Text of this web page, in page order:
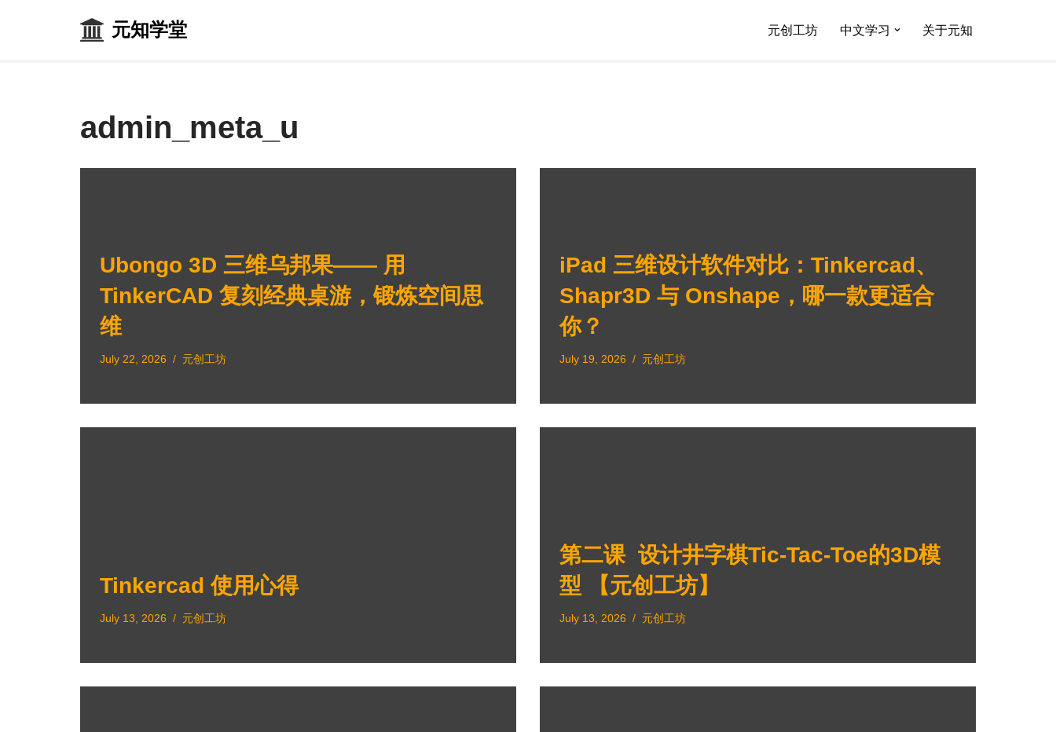
元知学堂 元创工坊 中文学习 关于元知
admin_meta_u
Ubongo 3D 三维乌邦果—— 用
TinkerCAD 复刻经典桌游，锻炼空间思
维
July 22, 2026 元创工坊
iPad 三维设计软件对比：Tinkercad、
Shapr3D 与 Onshape，哪一款更适合
你？
July 19, 2026 元创工坊
Tinkercad 使用心得
July 13, 2026 元创工坊
第二课 设计井字棋Tic-Tac-Toe的3D模
型 【元创工坊】
July 13, 2026 元创工坊